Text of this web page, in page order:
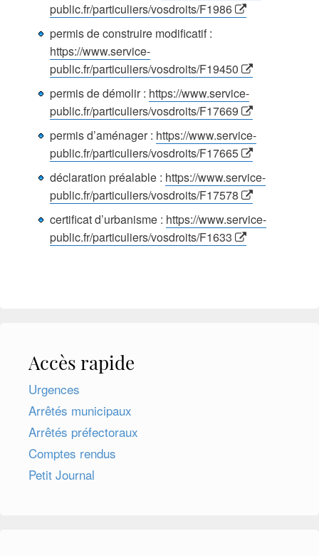
public.fr/particuliers/vosdroits/F1986
permis de construire modificatif :
https://www.service-
public.fr/particuliers/vosdroits/F19450
permis de démolir : https://www.service-
public.fr/particuliers/vosdroits/F17669
permis d’aménager : https://www.service-
public.fr/particuliers/vosdroits/F17665
déclaration préalable : https://www.service-
public.fr/particuliers/vosdroits/F17578
certificat d’urbanisme : https://www.service-
public.fr/particuliers/vosdroits/F1633
Accès rapide
Urgences
Arrêtés municipaux
Arrêtés préfectoraux
Comptes rendus
Petit Journal